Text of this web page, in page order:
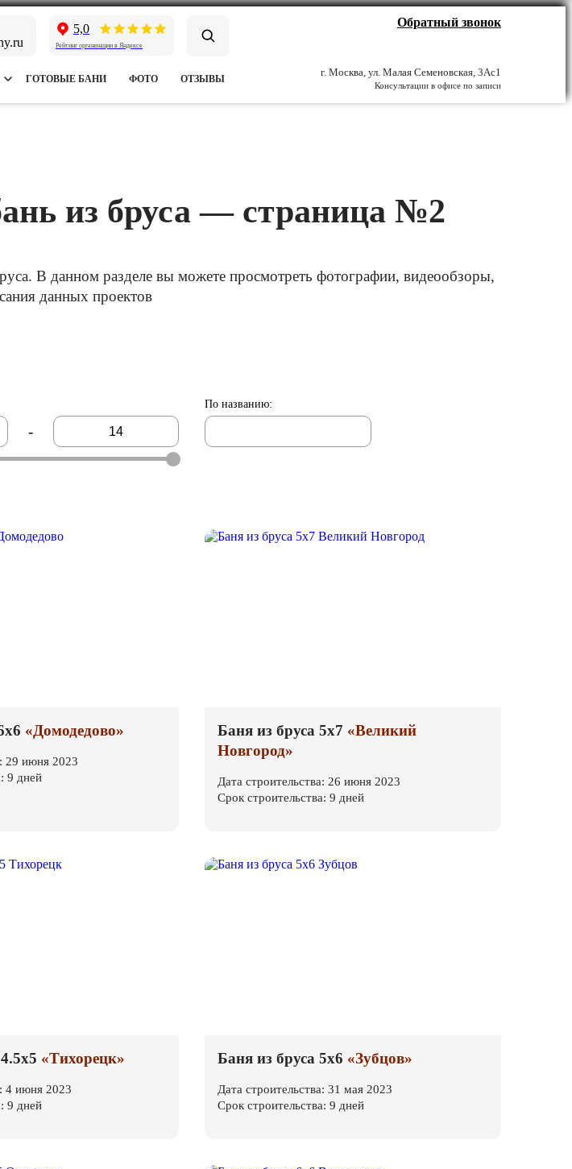
5,0
Рейтинг организации в Яндексе
Обратный звонок
ГОТОВЫЕ БАНИ ФОТО ОТЗЫВЫ
г. Москва, ул. Малая Семеновская, 3Ас1
Консультации в офисе по записи
из бруса — страница №2
В данном разделе вы можете просмотреть фотографии, видеообзоры,
данных проектов
-
По названию:
«Домодедово»
29 июня 2023
9 дней
Баня из бруса 5х7 «Великий
Новгород»
Дата строительства: 26 июня 2023
Срок строительства: 9 дней
«Тихорецк»
4 июня 2023
9 дней
Баня из бруса 5х6 «Зубцов»
Дата строительства: 31 мая 2023
Срок строительства: 9 дней